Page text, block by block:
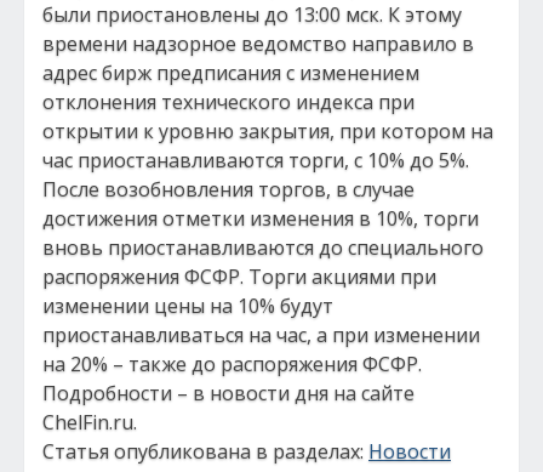
были приостановлены до 13:00 мск. К этому
времени надзорное ведомство направило в
адрес бирж предписания с изменением
отклонения технического индекса при
открытии к уровню закрытия, при котором на
час приостанавливаются торги, с 10% до 5%.
После возобновления торгов, в случае
достижения отметки изменения в 10%, торги
вновь приостанавливаются до специального
распоряжения ФСФР. Торги акциями при
изменении цены на 10% будут
приостанавливаться на час, а при изменении
на 20% – также до распоряжения ФСФР.
Подробности – в новости дня на сайте
ChelFin.ru.
Статья опубликована в разделах: Новости